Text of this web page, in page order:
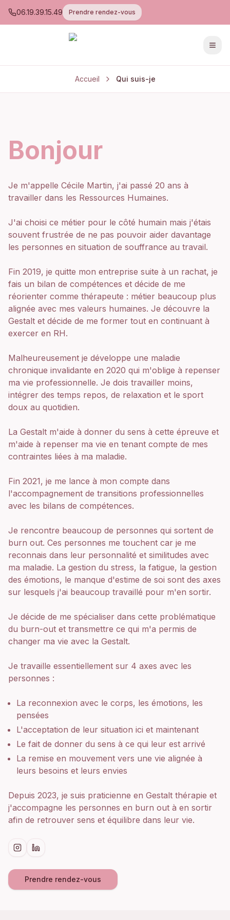
06.19.39.15.49 Prendre rendez-vous
Accueil Qui suis-je
Bonjour
Je m'appelle Cécile Martin, j'ai passé 20 ans à
travailler dans les Ressources Humaines.
J'ai choisi ce métier pour le côté humain mais j'étais
souvent frustrée de ne pas pouvoir aider davantage
les personnes en situation de souffrance au travail.
Fin 2019, je quitte mon entreprise suite à un rachat, je
fais un bilan de compétences et décide de me
réorienter comme thérapeute : métier beaucoup plus
alignée avec mes valeurs humaines. Je découvre la
Gestalt et décide de me former tout en continuant à
exercer en RH.
Malheureusement je développe une maladie
chronique invalidante en 2020 qui m'oblige à repenser
ma vie professionnelle. Je dois travailler moins,
intégrer des temps repos, de relaxation et le sport
doux au quotidien.
La Gestalt m'aide à donner du sens à cette épreuve et
m'aide à repenser ma vie en tenant compte de mes
contraintes liées à ma maladie.
Fin 2021, je me lance à mon compte dans
l'accompagnement de transitions professionnelles
avec les bilans de compétences.
Je rencontre beaucoup de personnes qui sortent de
burn out. Ces personnes me touchent car je me
reconnais dans leur personnalité et similitudes avec
ma maladie. La gestion du stress, la fatigue, la gestion
des émotions, le manque d'estime de soi sont des axes
sur lesquels j'ai beaucoup travaillé pour m'en sortir.
Je décide de me spécialiser dans cette problématique
du burn-out et transmettre ce qui m'a permis de
changer ma vie avec la Gestalt.
Je travaille essentiellement sur 4 axes avec les
personnes :
La reconnexion avec le corps, les émotions, les
pensées
L'acceptation de leur situation ici et maintenant
Le fait de donner du sens à ce qui leur est arrivé
La remise en mouvement vers une vie alignée à
leurs besoins et leurs envies
Depuis 2023, je suis praticienne en Gestalt thérapie et
j'accompagne les personnes en burn out à en sortir
afin de retrouver sens et équilibre dans leur vie.
Prendre rendez-vous